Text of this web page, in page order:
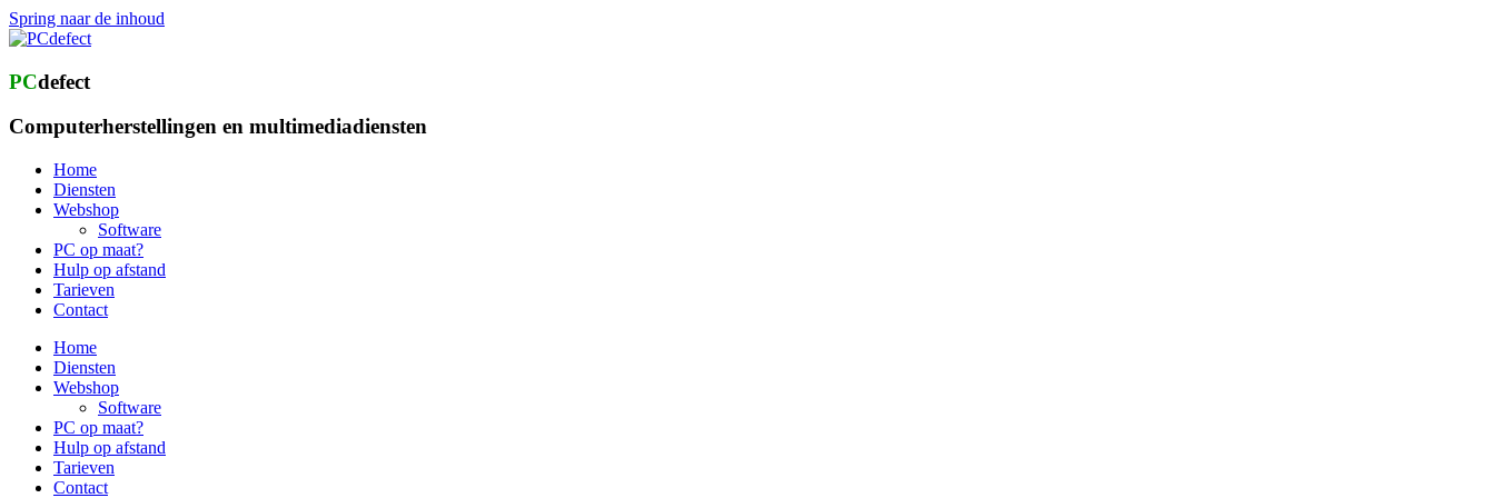
Spring naar de inhoud
PCdefect
Computerherstellingen en multimediadiensten
Home
Diensten
Webshop
Software
PC op maat?
Hulp op afstand
Tarieven
Contact
Home
Diensten
Webshop
Software
PC op maat?
Hulp op afstand
Tarieven
Contact